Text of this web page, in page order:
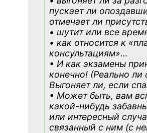
пускает ли
отмечает ли
• шутит или все
• как относится к
консультациям»…
• И как экзамены
конечно! (Реально ли
Выгоняет ли, если
• Может быть, вам
какой-нибудь
или интересный
связанный с ним (с